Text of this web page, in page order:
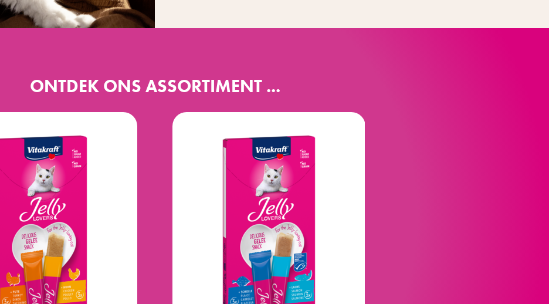
ONTDEK ONS ASSORTIMENT ...